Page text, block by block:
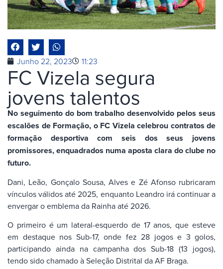
Junho 22, 2023 11:23
FC Vizela segura
jovens talentos
No seguimento do bom trabalho desenvolvido pelos seus
escalões de Formação, o FC Vizela celebrou contratos de
formação desportiva com seis dos seus jovens
promissores, enquadrados numa aposta clara do clube no
futuro.
Dani, Leão, Gonçalo Sousa, Alves e Zé Afonso rubricaram
vínculos válidos até 2025, enquanto Leandro irá continuar a
envergar o emblema da Rainha até 2026.
O primeiro é um lateral-esquerdo de 17 anos, que esteve
em destaque nos Sub-17, onde fez 28 jogos e 3 golos,
participando ainda na campanha dos Sub-18 (13 jogos),
tendo sido chamado à Seleção Distrital da AF Braga.